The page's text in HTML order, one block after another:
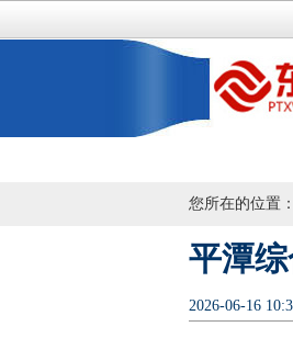
您所在的位置：
平潭
2026-06-16